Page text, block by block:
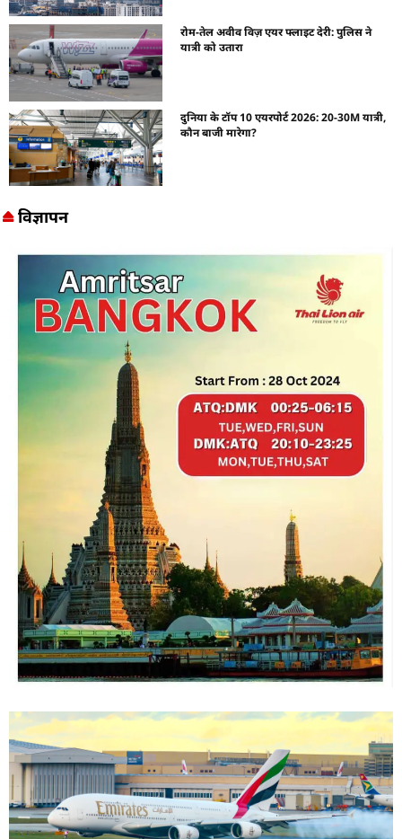
रोम-तेल अवीव विज़ एयर फ्लाइट देरी: पुलिस ने
यात्री को उतारा
दुनिया के टॉप 10 एयरपोर्ट 2026: 20-30M यात्री,
कौन बाजी मारेगा?
विज्ञापन